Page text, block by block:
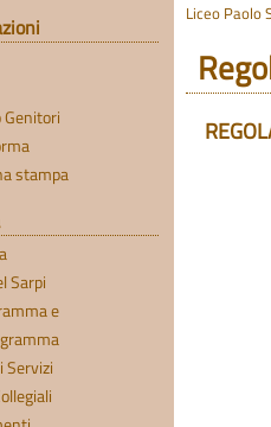
stampa
Sarpi
e
Servizi
Liceo Paolo